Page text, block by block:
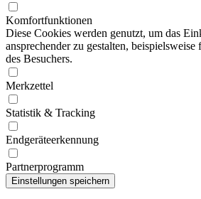
Komfortfunktionen
Diese Cookies werden genutzt, um das
ansprechender zu gestalten,
des Besuchers.
Merkzettel
Statistik & Tracking
Endgeräteerkennung
Partnerprogramm